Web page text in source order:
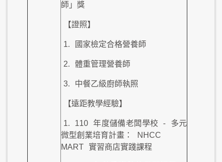
師」獎
【證照】
1. 國家檢定合格營養師
2. 體重管理營養師
3. 中餐乙級廚師執照
【遠距教學經驗】
1. 110 年度儲備老闆學校 -
多元
微型創業培育計畫：
NHCC
MART 實習商店實踐課程